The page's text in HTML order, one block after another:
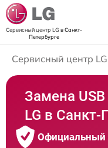
Сервисный центр LG в Санкт-
Петербурге
Сервисный центр LG
Замена
LG в Санкт-
Официальный